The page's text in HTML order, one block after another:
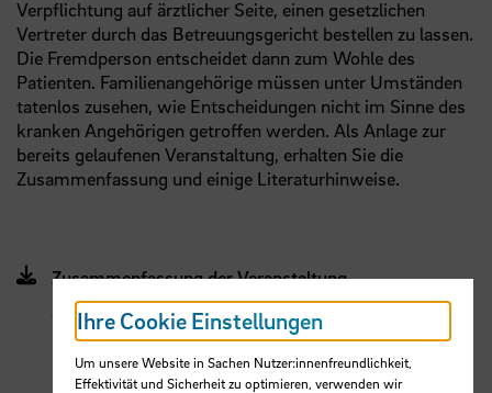
Verpflichtung auf ärztlicher Seite, einen gesetzlichen
Vertreter durch das Betreuungsgericht bestellen zu lassen.
Die Fremdperson entscheidet dann zum Wohle des
Patienten. Familienangehörige müssen unter Umständen
tatenlos zusehen, wie Entscheidungen nicht im Sinne des
kranken Angehörigen getroffen werden. Als Anlage zur
bereits gelaufenen Veranstaltung, erhalten Sie die
Zusammenfassung und einige Literaturhinweise.
Zusammenfassung der Veranstaltung
„Patientenverfügung“ vom 27.09.2012 (PDF, 15 KB,
Datei ist nicht barrierefrei)
Ihre Cookie Einstellungen
Um unsere Website in Sachen Nutzer:innenfreundlichkeit,
Effektivität und Sicherheit zu optimieren, verwenden wir